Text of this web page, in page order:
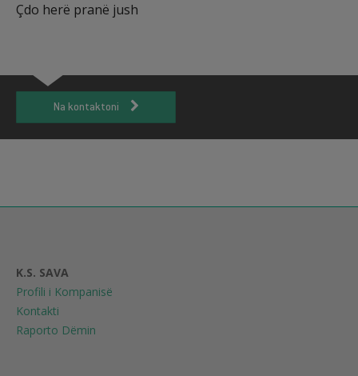
Çdo herë pranë jush
Na kontaktoni
K.S. SAVA
Profili i Kompanisë
Kontakti
Raporto Dëmin